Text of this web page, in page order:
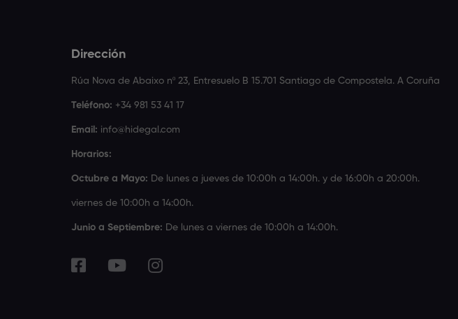
Dirección
Rúa Nova de Abaixo nº 23, Entresuelo B 15.701 Santiago de Compostela. A Coruña
Teléfono: +34 981 53 41 17
Email: info@hidegal.com
Horarios:
Octubre a Mayo: De lunes a jueves de 10:00h a 14:00h. y de 16:00h a 20:00h.
viernes de 10:00h a 14:00h.
Junio a Septiembre: De lunes a viernes de 10:00h a 14:00h.